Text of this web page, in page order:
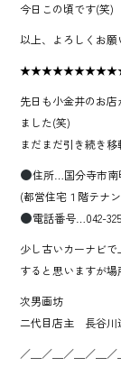
今日この頃です(笑)
以上、よろしくお願
先日も小金井のお
ました(笑)
まだまだ引き続き
住所…国分寺市南
(都営住宅１階テナ
電話番号…042-
少し古いカーナビ
すると思いますが
次男画坊
二代目店主 長谷川
／＿／＿／＿／＿